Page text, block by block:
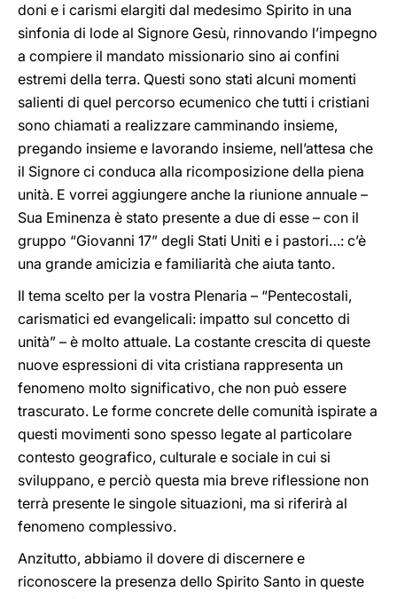
doni e i carismi elargiti dal medesimo Spirito in una
sinfonia di lode al Signore Gesù, rinnovando l’impegno
a compiere il mandato missionario sino ai confini
estremi della terra. Questi sono stati alcuni momenti
salienti di quel percorso ecumenico che tutti i cristiani
sono chiamati a realizzare camminando insieme,
pregando insieme e lavorando insieme, nell’attesa che
il Signore ci conduca alla ricomposizione della piena
unità. E vorrei aggiungere anche la riunione annuale –
Sua Eminenza è stato presente a due di esse – con il
gruppo “Giovanni 17” degli Stati Uniti e i pastori…: c’è
una grande amicizia e familiarità che aiuta tanto.
Il tema scelto per la vostra Plenaria – “Pentecostali,
carismatici ed evangelicali: impatto sul concetto di
unità” – è molto attuale. La costante crescita di queste
nuove espressioni di vita cristiana rappresenta un
fenomeno molto significativo, che non può essere
trascurato. Le forme concrete delle comunità ispirate a
questi movimenti sono spesso legate al particolare
contesto geografico, culturale e sociale in cui si
sviluppano, e perciò questa mia breve riflessione non
terrà presente le singole situazioni, ma si riferirà al
fenomeno complessivo.
Anzitutto, abbiamo il dovere di discernere e
riconoscere la presenza dello Spirito Santo in queste